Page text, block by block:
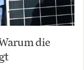
die